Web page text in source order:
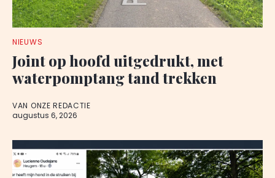
NIEUWS
Joint op hoofd uitgedrukt, met
waterpomptang tand trekken
VAN ONZE REDACTIE
augustus 6, 2026